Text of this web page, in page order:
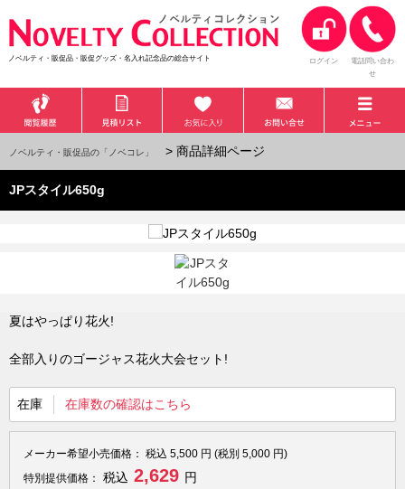
ノベルティ・販促品・販促グッズ・名入れ記念品の総合サイト ログイン
電話問い合わ
せ
ノベルティ・販促品の「ノベコレ」 > 商品詳細ページ
JPスタイル650g
夏はやっぱり花火!
全部入りのゴージャス花火大会セット!
在庫 在庫数の確認はこちら
メーカー希望小売価格： 税込 5,500 円 (税別 5,000 円)
特別提供価格：
税込 2,629 円